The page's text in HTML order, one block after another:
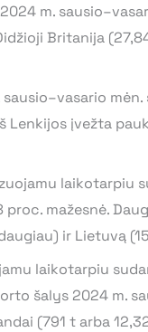
m.
Britanija
Lenkijos įvežta
laikotarpiu
mažesnė.
ir Lietuvą
laikotarpiu
šalys 2024 m.
(791 t arba